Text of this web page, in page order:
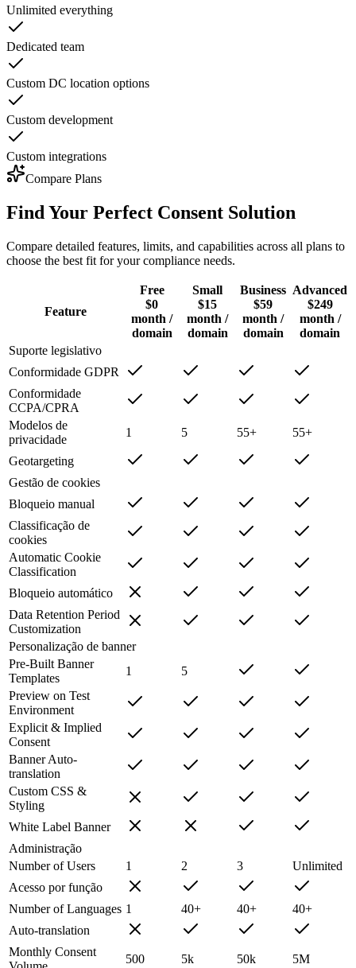
Unlimited everything
Dedicated team
Custom DC location options
Custom development
Custom integrations
Compare Plans
Find Your Perfect Consent Solution
Compare detailed features, limits, and capabilities across all plans to
choose the best fit for your compliance needs.
Feature
Free
$0
month /
domain
Small
$15
month /
domain
Business
$59
month /
domain
Advanced
$249
month /
domain
Suporte legislativo
Conformidade GDPR
Conformidade
CCPA/CPRA
Modelos de
privacidade
1 5 55+ 55+
Geotargeting
Gestão de cookies
Bloqueio manual
Classificação de
cookies
Automatic Cookie
Classification
Bloqueio automático
Data Retention Period
Customization
Personalização de banner
Pre-Built Banner
Templates
1
5
Preview on Test
Environment
Explicit & Implied
Consent
Banner Auto-
translation
Custom CSS &
Styling
White Label Banner
Administração
Number of Users
1 2 3
Unlimited
Acesso por função
Number of Languages 1 40+ 40+
40+
Auto-translation
Monthly Consent
500 5k 50k
5M